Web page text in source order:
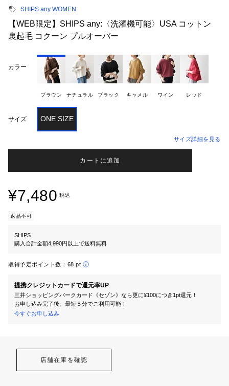
SHIPS any WOMEN
【WEB限定】SHIPS any:〈洗濯機可能〉USA コットン
裏起毛 コクーン プルオーバー
カラー
ブラウン ナチュラル ブラック キャメル ワイン レッド
サイズ ONE SIZE
サイズ詳細を見る
カートに追加
¥7,480 税込
返品不可
SHIPS
購入合計金額4,990円以上で送料無料
取得予定ポイント数： 68 pt
提携クレジットカードで還元率UP
三井ショッピングパークカード《セゾン》なら更に¥100につき1pt還元！
お申し込み完了後、最短５分でご利用可能！
今すぐお申し込み
店舗在庫を確認